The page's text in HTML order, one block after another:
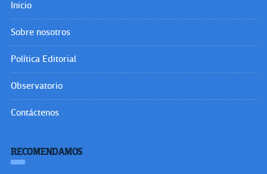
Inicio
Sobre nosotros
Política Editorial
Observatorio
Contáctenos
RECOMENDAMOS